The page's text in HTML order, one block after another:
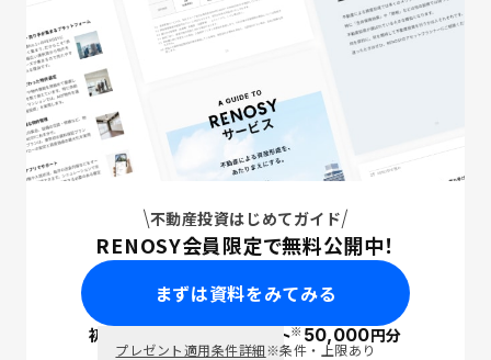
不動産投資はじめてガイド
RENOSY会員限定で無料公開中！
まずは資料をみてみる
初回面談で ポイント※50,000円分
プレゼント適用条件詳細※条件・上限あり